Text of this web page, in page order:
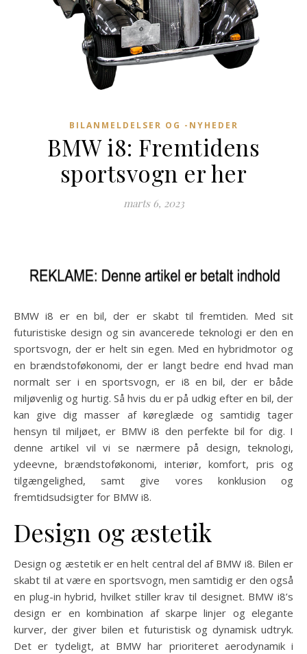
BILANMELDELSER OG -NYHEDER
BMW i8: Fremtidens
sportsvogn er her
marts 6, 2023
BMW i8 er en bil, der er skabt til fremtiden. Med sit
futuristiske design og sin avancerede teknologi er den en
sportsvogn, der er helt sin egen. Med en hybridmotor og
en brændstoføkonomi, der er langt bedre end hvad man
normalt ser i en sportsvogn, er i8 en bil, der er både
miljøvenlig og hurtig. Så hvis du er på udkig efter en bil, der
kan give dig masser af køreglæde og samtidig tager
hensyn til miljøet, er BMW i8 den perfekte bil for dig. I
denne artikel vil vi se nærmere på design, teknologi,
ydeevne, brændstoføkonomi, interiør, komfort, pris og
tilgængelighed, samt give vores konklusion og
fremtidsudsigter for BMW i8.
Design og æstetik
Design og æstetik er en helt central del af BMW i8. Bilen er
skabt til at være en sportsvogn, men samtidig er den også
en plug-in hybrid, hvilket stiller krav til designet. BMW i8’s
design er en kombination af skarpe linjer og elegante
kurver, der giver bilen et futuristisk og dynamisk udtryk.
Det er tydeligt, at BMW har prioriteret aerodynamik i